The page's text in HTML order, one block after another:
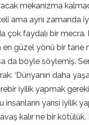
mekanizma
ama aynı zamanda
çok faydalı bir mecra.
güzel yönü bir tane
da böyle söylemiş.
‘Dünyanın daha
iyilik yapmak
insanların yarısı iyilik
kalır ne bir